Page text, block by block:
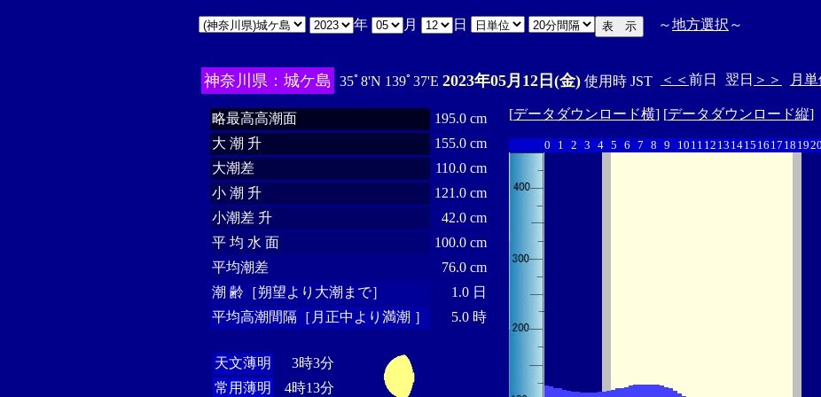
年 月 日 ～地方選択 ～
神奈川県：城ケ島 35ﾟ8'N 139ﾟ37'E 2023年05月12日(金) 使用時 JST ＜＜ 前日 翌日 ＞＞ 月
略最高高潮面
195.0 cm
大 潮 升
155.0 cm
大潮差
110.0 cm
小 潮 升
121.0 cm
小潮差 升
42.0 cm
平 均 水 面
100.0 cm
平均潮差
76.0 cm
潮 齢［朔望より大潮まで］
1.0 日
平均高潮間隔［月正中より満潮 ］
5.0 時
天文薄明
3時3分
常用薄明
4時13分
[データダウンロード横] [データダウンロード縦]
0 1 2 3 4 5 6 7 8 9 10 11 12 13 1415 16 17 18 1920